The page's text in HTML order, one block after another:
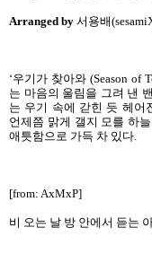
Arranged by 서용배
‘우기가 찾아와 (Season of
는 마음의 울림을 그려 낸
는 우기 속에 갇힌 듯 헤어
언제쯤 맑게 갤지 모를 하
애틋함으로 가득 차 있다.
[from: AxMxP]
비 오는 날 방 안에서 듣는